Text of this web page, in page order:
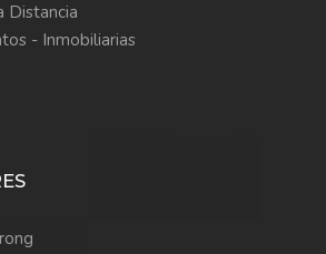
Distancia
- Inmobiliarias